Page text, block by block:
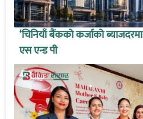
‘चिनियाँ बैंकको कर्जाको
एस एन्ड पी